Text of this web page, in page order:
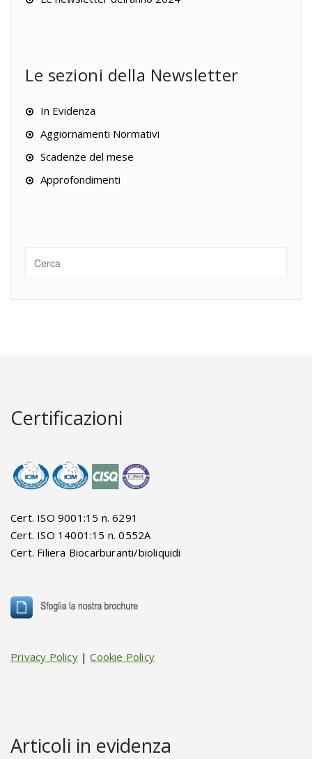
Le sezioni della Newsletter
In Evidenza
Aggiornamenti Normativi
Scadenze del mese
Approfondimenti
Certificazioni
Cert. ISO 9001:15 n. 6291
Cert. ISO 14001:15 n. 0552A
Cert. Filiera Biocarburanti/bioliquidi
Privacy Policy|Cookie Policy
Articoli in evidenza